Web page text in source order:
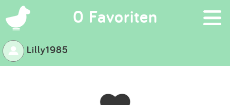
0 Favoriten ×
Suchen
Eintragen
Lilly1985